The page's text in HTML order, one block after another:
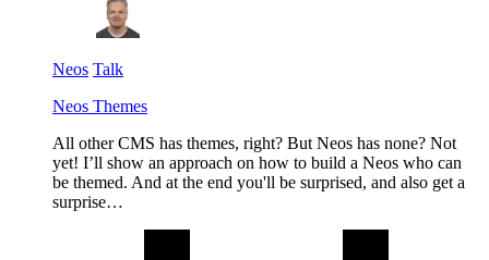
Neos Talk
Neos Themes
All other CMS has themes, right? But Neos has none? Not
yet! I’ll show an approach on how to build a Neos who can
be themed. And at the end you'll be surprised, and also get a
surprise…